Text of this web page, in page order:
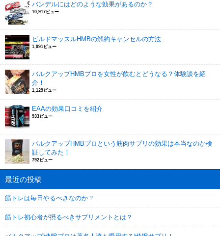
バンデルにはどのような効果があるのか？
10,917ビュー
ビルドマッスルHMBの解約キャンセルの方法
1,991ビュー
バルクアップHMBプロを女性が飲むとどうなる？体験談を紹
介！
1,129ビュー
EAAの効果口コミを紹介
933ビュー
バルクアップHMBプロという筋肉サプリの効果は本当なのか検
証してみた！
792ビュー
最近の投稿
筋トレは毎日やるべきなのか？
筋トレ初心者が摂るべきサプリメントとは？